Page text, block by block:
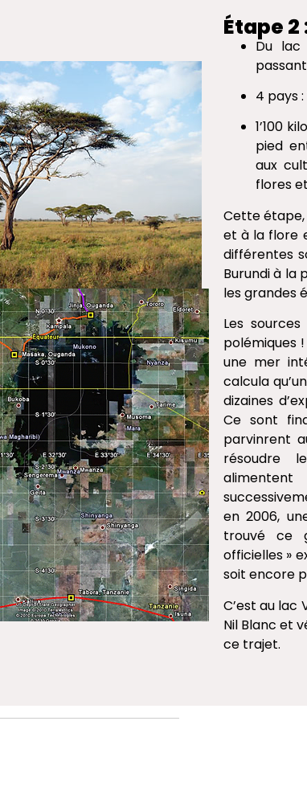
Étape 2
Du lac
4 pays
1’100
pied
aux
flores
Cette
et à la flore
différentes
Burundi à la
les grandes
Les
polémiques
une mer
calcula
dizaines
Ce sont
parvinrent
résoudre
en 2006,
trouvé ce
officielles »
soit encore
C’est au
Nil Blanc et
ce trajet.